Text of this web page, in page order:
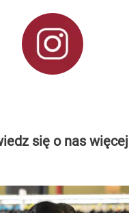
się o nas więcej